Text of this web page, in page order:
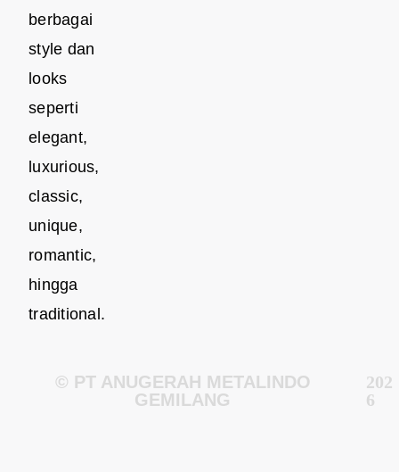
berbagai
style dan
looks
seperti
elegant,
luxurious,
classic,
unique,
romantic,
hingga
traditional.
© PT ANUGERAH METALINDO
GEMILANG
202
6